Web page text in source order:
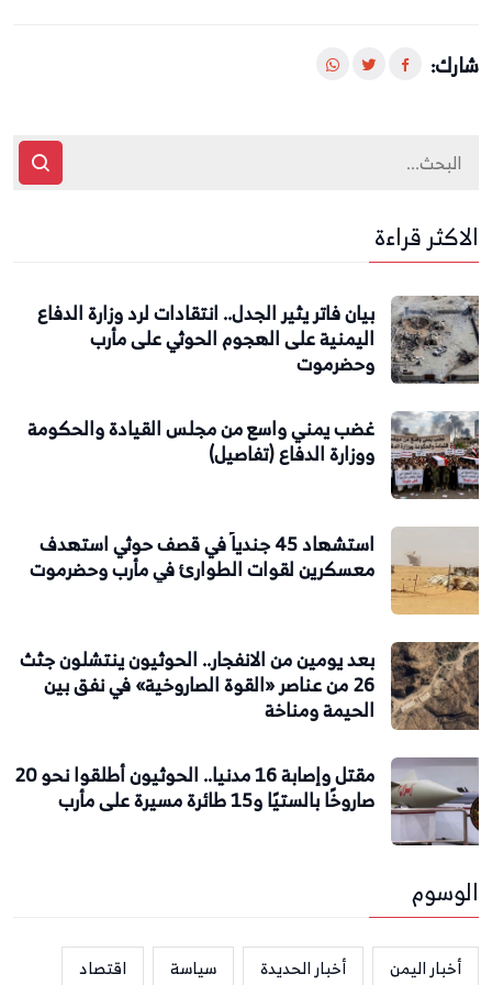
شارك:
الاكثر قراءة
بيان فاتر يثير الجدل.. انتقادات لرد وزارة الدفاع
اليمنية على الهجوم الحوثي على مأرب
وحضرموت
غضب يمني واسع من مجلس القيادة والحكومة
ووزارة الدفاع (تفاصيل)
استشهاد 45 جندياً في قصف حوثي استهدف
معسكرين لقوات الطوارئ في مأرب وحضرموت
بعد يومين من الانفجار.. الحوثيون ينتشلون جثث
26 من عناصر «القوة الصاروخية» في نفق بين
الحيمة ومناخة
مقتل وإصابة 16 مدنيا.. الحوثيون أطلقوا نحو 20
صاروخًا بالستيًا و15 طائرة مسيرة على مأرب
الوسوم
أخبار اليمن أخبار الحديدة سياسة
اقتصاد